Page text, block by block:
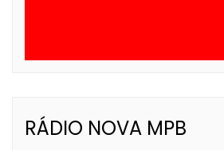
RÁDIO NOVA MPB